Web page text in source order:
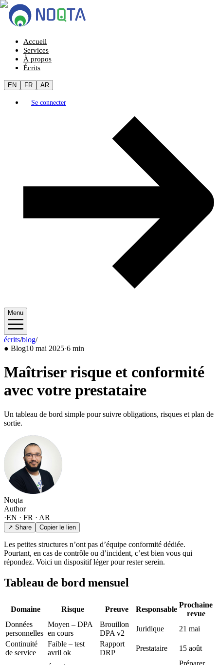
Accueil
Services
À propos
Écrits
EN FR AR
Se connecter
Menu
écrits/blog/2025/05
● Blog10 mai 2025·6 min
Maîtriser risque et conformité
avec votre prestataire
Un tableau de bord simple pour suivre obligations, risques et plan de
sortie.
Noqta
Author
·EN · FR · AR
↗ Share Copier le lien
Les petites structures n’ont pas d’équipe conformité dédiée.
Pourtant, en cas de contrôle ou d’incident, c’est bien vous qui
répondez. Voici un dispositif léger pour rester serein.
Tableau de bord mensuel
Domaine Risque Preuve Responsable
Prochaine
revue
Données
personnelles
Moyen – DPA
en cours
Brouillon
DPA v2
Juridique
21 mai
Continuité
de service
Faible – test
avril ok
Rapport
DRP
Prestataire 15 août
Préparer